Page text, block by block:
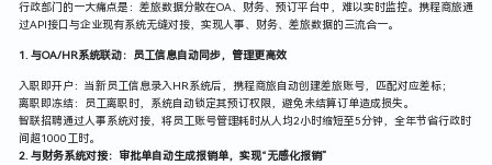
行政部门的一大痛点是：差旅数据分散在OA、财务、预订平台中，难以实时监控。携程商旅通
过API接口与企业现有系统无缝对接，实现人事、财务、差旅数据的三流合一。
1. 与OA/HR系统联动：员工信息自动同步，管理更高效
入职即开户：当新员工信息录入HR系统后，携程商旅自动创建差旅账号，匹配对应差标；
离职即冻结：员工离职时，系统自动锁定其预订权限，避免未结算订单造成损失。
智联招聘通过人事系统对接，将员工账号管理耗时从人均2小时缩短至5分钟，全年节省行政时
间超1000工时。
2. 与财务系统对接：审批单自动生成报销单，实现“无感化报销”